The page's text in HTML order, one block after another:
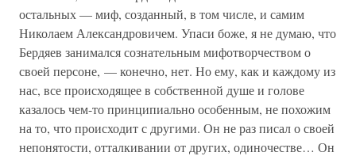
остальных — миф, созданный, в том числе, и самим
Николаем Александровичем. Упаси боже, я не думаю, что
Бердяев занимался сознательным мифотворчеством о
своей персоне, — конечно, нет. Но ему, как и каждому из
нас, все происходящее в собственной душе и голове
казалось чем-то принципиально особенным, не похожим
на то, что происходит с другими. Он не раз писал о своей
непонятости, отталкивании от других, одиночестве… Он